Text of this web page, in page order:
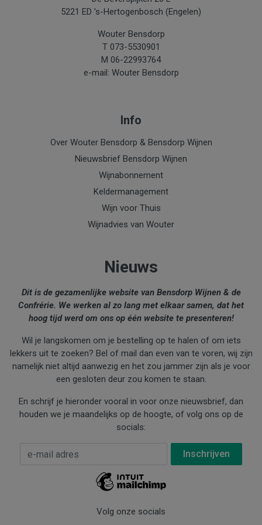
5221 ED 's-Hertogenbosch (Engelen)
Wouter Bensdorp
T 073-5530901
M 06-22993764
e-mail: Wouter Bensdorp
Info
Over Wouter Bensdorp & Bensdorp Wijnen
Nieuwsbrief Bensdorp Wijnen
Wijnabonnement
Keldermanagement
Wijn voor Thuis
Wijnadvies van Wouter
Nieuws
Dit is de gezamenlijke website van Bensdorp Wijnen & de
Confrérie. We werken al zo lang met elkaar samen, dat het
hoog tijd werd om ons op één website te presenteren!
Wil je langskomen om je bestelling op te halen of om iets
lekkers uit te zoeken? Bel of mail dan even van te voren, wij zijn
namelijk niet altijd aanwezig en het zou jammer zijn als je voor
een gesloten deur zou komen te staan.
En schrijf je hieronder vooral in voor onze nieuwsbrief, dan
houden we je maandelijks op de hoogte, of volg ons op de
socials:
E-mail Adres
Volg onze socials